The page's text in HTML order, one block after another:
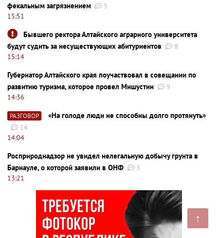
↑
фекальным загрязнением
5
15:51
Бывшего ректора Алтайского аграрного университета
будут судить за несуществующих абитуриентов
8
15:14
Губернатор Алтайского края поучаствовал в совещании по
развитию туризма, которое провел Мишустин
9
14:36
РАЗГОВОР «На голоде люди не способны долго протянуть»
14
14:04
Росприроднадзор не увидел нелегальную добычу грунта в
Барнауле, о которой заявили в ОНФ
3
13:21